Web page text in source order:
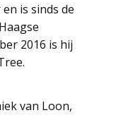
is sinds de
2016 is hij
van Loon,